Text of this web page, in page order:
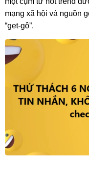
mạng xã hội và nguồn
“get-gô”.